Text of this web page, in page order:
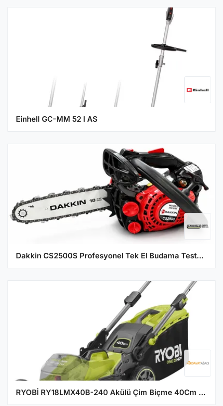
Einhell GC-MM 52 I AS
Dakkin CS2500S Profesyonel Tek El Budama Testeresi
RYOBİ RY18LMX40B-240 Akülü Çim Biçme 40Cm (5133005481)